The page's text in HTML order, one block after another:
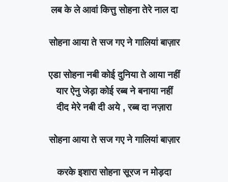
लब के ले आवां कित्तु सोहना तेरे नाल दा
सोहना आया ते सज गए ने गालियां बाज़ार
एडा सोहना नबी कोई दुनिया ते आया नहीं
यार ऐनु जेड़ा कोई रब्ब ने बनाया नहीं
दीद मेरे नबी दी अये , रब्ब दा नज़ारा
सोहना आया ते सज गए ने गालियां बाज़ार
करके इशारा सोहना सूरज न मोड़दा